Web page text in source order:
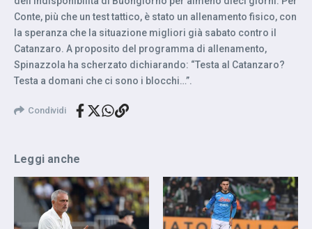
Conte, più che un test tattico, è stato un allenamento fisico, con
la speranza che la situazione migliori già sabato contro il
Catanzaro. A proposito del programma di allenamento,
Spinazzola ha scherzato dichiarando: “Testa al Catanzaro?
Testa a domani che ci sono i blocchi…”.
Condividi
Leggi anche